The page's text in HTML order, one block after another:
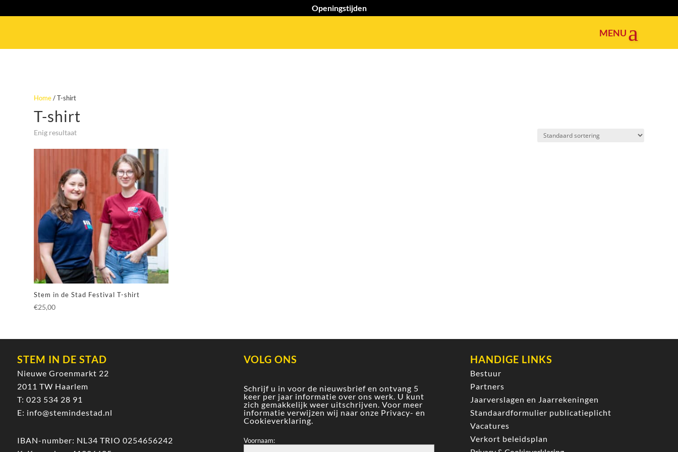
Openingstijden
Home/ T-shirt
T-shirt
Enig resultaat
Stem in de Stad Festival T-shirt
€25,00
STEM IN DE STAD
Nieuwe Groenmarkt 22
2011 TW Haarlem
T: 023 534 28 91
E: info@stemindestad.nl
IBAN-number: NL34 TRIO 0254656242
VOLG ONS
Schrijf u in voor de nieuwsbrief en ontvang 5
keer per jaar informatie over ons werk. U kunt
zich gemakkelijk weer uitschrijven. Voor meer
informatie verwijzen wij naar onze Privacy- en
Cookieverklaring
Voornaam:
HANDIGE LINKS
Bestuur
Partners
Jaarverslagen en Jaarrekeningen
Standaardformulier publicatieplicht
Vacatures
Verkort beleidsplan